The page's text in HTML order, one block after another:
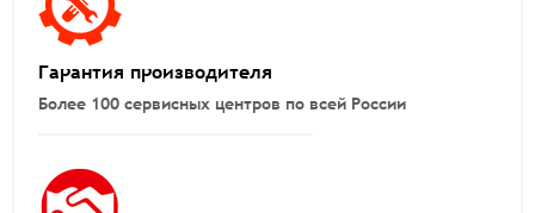
Гарантия производителя
Более 100 сервисных центров по всей России